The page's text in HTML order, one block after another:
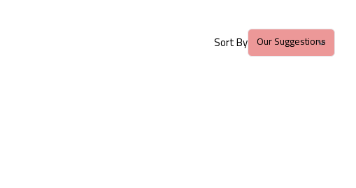
Sort By